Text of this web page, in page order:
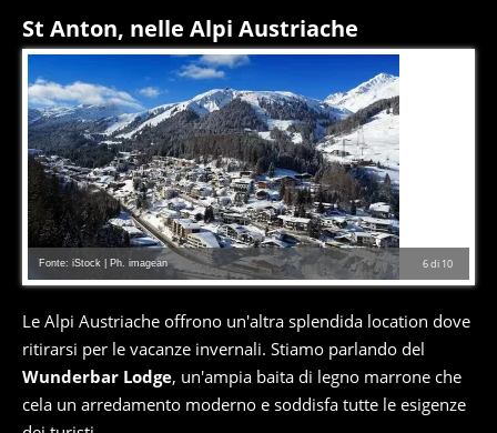
St Anton, nelle Alpi Austriache
6di 10
Fonte: iStock | Ph. imagean
Le Alpi Austriache offrono un'altra splendida location dove
ritirarsi per le vacanze invernali. Stiamo parlando del
Wunderbar Lodge, un'ampia baita di legno marrone che
cela un arredamento moderno e soddisfa tutte le esigenze